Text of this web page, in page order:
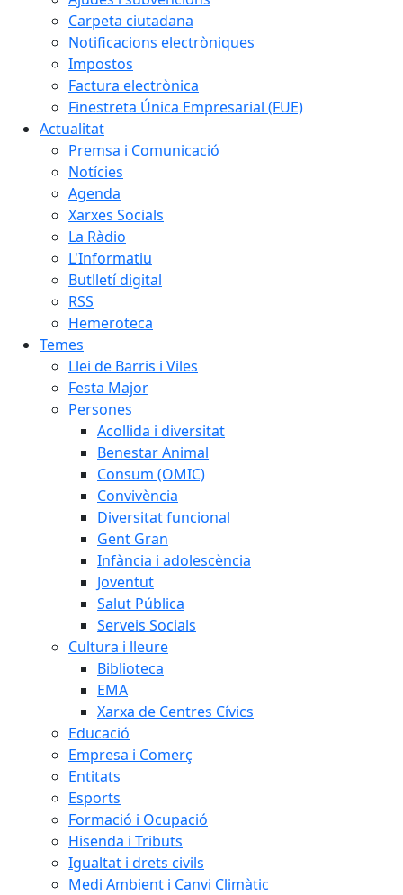
Carpeta ciutadana
Notificacions electròniques
Impostos
Factura electrònica
Finestreta Única Empresarial (FUE)
Actualitat
Premsa i Comunicació
Notícies
Agenda
Xarxes Socials
La Ràdio
L'Informatiu
Butlletí digital
RSS
Hemeroteca
Temes
Llei de Barris i Viles
Festa Major
Persones
Acollida i diversitat
Benestar Animal
Consum (OMIC)
Convivència
Diversitat funcional
Gent Gran
Infància i adolescència
Joventut
Salut Pública
Serveis Socials
Cultura i lleure
Biblioteca
EMA
Xarxa de Centres Cívics
Educació
Empresa i Comerç
Entitats
Esports
Formació i Ocupació
Hisenda i Tributs
Igualtat i drets civils
Medi Ambient i Canvi Climàtic